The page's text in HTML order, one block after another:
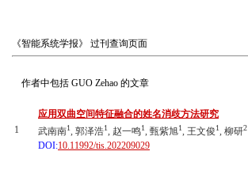
《智能系统学报》 过刊查询页面
作者中包括 GUO Zehao 的文章
1
应用双曲空间特征融合的姓名消歧方法研究
武南南1, 郭泽浩1, 赵一鸣1, 甄紫旭1, 王文俊1, 柳研2
DOI:10.11992/tis.202209029